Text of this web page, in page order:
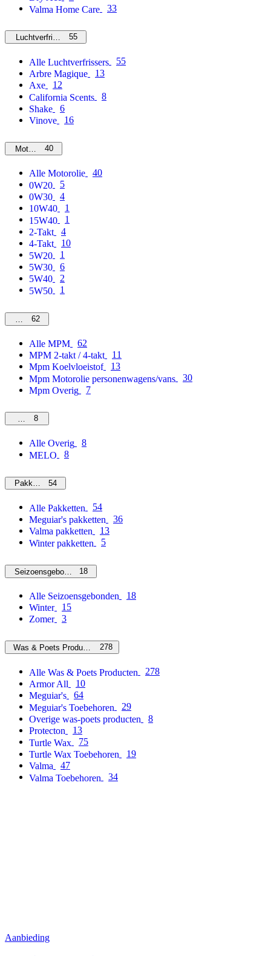
Valma Home Care
33
Luchtverfrissers55
Alle Luchtverfrissers
55
Arbre Magique
13
Axe
12
California Scents
8
Shake
6
Vinove
16
Motorolie40
Alle Motorolie
40
0W20
5
0W30
4
10W40
1
15W40
1
2-Takt
4
4-Takt
10
5W20
1
5W30
6
5W40
2
5W50
1
MPM62
Alle MPM
62
MPM 2-takt / 4-takt
11
Mpm Koelvloeistof
13
Mpm Motorolie personenwagens/vans
30
Mpm Overig
7
Overig
8
Alle Overig
8
MELO
8
Pakketten54
Alle Pakketten
54
Meguiar's pakketten
36
Valma pakketten
13
Winter pakketten
5
Seizoensgebonden18
Alle Seizoensgebonden
18
Winter
15
Zomer
3
Was & Poets Producten 278
Alle Was & Poets Producten
278
Armor All
10
Meguiar's
64
Meguiar's Toebehoren
29
Overige was-poets producten
8
Protecton
13
Turtle Wax
75
Turtle Wax Toebehoren
19
Valma
47
Valma Toebehoren
34
Aanbieding